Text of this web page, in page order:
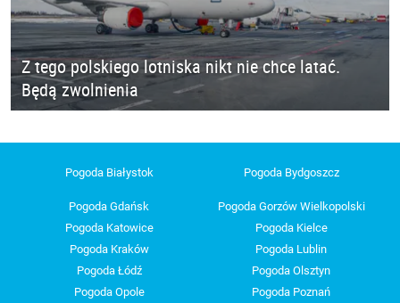
Z tego polskiego lotniska nikt nie chce latać.
Będą zwolnienia
Pogoda Białystok Pogoda Bydgoszcz
Pogoda Gdańsk
Pogoda Gorzów Wielkopolski
Pogoda Katowice
Pogoda Kielce
Pogoda Kraków
Pogoda Lublin
Pogoda Łódź
Pogoda Olsztyn
Pogoda Opole
Pogoda Poznań